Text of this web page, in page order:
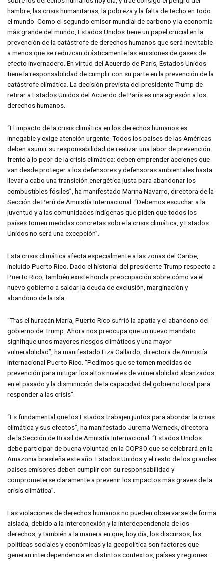
hambre, las crisis humanitarias, la pobreza y la falta de techo en todo
el mundo. Como el segundo emisor mundial de carbono y la economía
más grande del mundo, Estados Unidos tiene un papel crucial en la
prevención de la catástrofe de derechos humanos que será inevitable
a menos que se reduzcan drásticamente las emisiones de gases de
efecto invernadero. En virtud del Acuerdo de París, Estados Unidos
tiene la responsabilidad de cumplir con su parte en la prevención de la
catástrofe climática. La decisión prevista del presidente Trump de
retirar a Estados Unidos del Acuerdo de París es una agresión a los
derechos humanos.
“El impacto de la crisis climática en los derechos humanos es
innegable y exige atención urgente. Todos los países de las Américas
deben asumir su responsabilidad de realizar una labor de prevención
frente a lo peor de la crisis climática: deben emprender acciones que
van desde proteger a los defensores y defensoras ambientales hasta
llevar a cabo una transición energética justa para abandonar los
combustibles fósiles”, ha manifestado Marina Navarro, directora de la
Sección de Perú de Amnistía Internacional. “Debemos escuchar a la
juventud y a las comunidades indígenas que piden que todos los
países tomen medidas concretas sobre la crisis climática, y Estados
Unidos no será una excepción”.
Esta crisis climática afecta especialmente a las zonas del Caribe,
incluido Puerto Rico. Dado el historial del presidente Trump respecto a
Puerto Rico, también existe honda preocupación sobre cómo va el
nuevo gobierno a saldar la deuda de exclusión, marginación y
abandono de la isla.
“Tras el huracán María, Puerto Rico sufrió la apatía y el abandono del
gobierno de Trump. Ahora nos preocupa que un nuevo mandato
signifique unos mayores riesgos climáticos y una mayor
vulnerabilidad”, ha manifestado Liza Gallardo, directora de Amnistía
Internacional Puerto Rico. “Pedimos que se tomen medidas de
prevención para mitigar los altos niveles de vulnerabilidad alcanzados
en el pasado y la disminución de la capacidad del gobierno local para
responder a las crisis”.
“Es fundamental que los Estados trabajen juntos para abordar la crisis
climática y sus efectos”, ha manifestado Jurema Werneck, directora
de la Sección de Brasil de Amnistía Internacional. “Estados Unidos
debe participar de buena voluntad en la COP30 que se celebrará en la
Amazonia brasileña este año. Estados Unidos y el resto de los grandes
países emisores deben cumplir con su responsabilidad y
comprometerse claramente a prevenir los impactos más graves de la
crisis climática”.
Las violaciones de derechos humanos no pueden observarse de forma
aislada, debido a la interconexión y la interdependencia de los
derechos, y también a la manera en que, hoy día, los discursos, las
políticas sociales y económicas y la geopolítica son factores que
generan interdependencia en distintos contextos, países y regiones.